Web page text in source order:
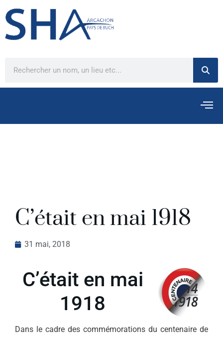
C’était en mai 1918
31 mai, 2018
C’était en mai
1918
Dans le cadre des commémorations du centenaire de